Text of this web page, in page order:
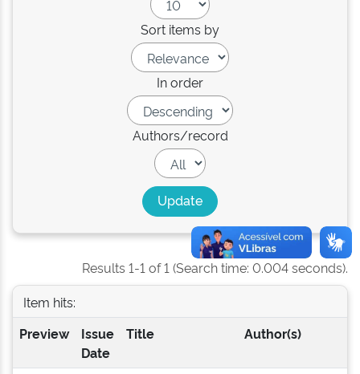
Sort items by
In order
Authors/record
Results 1-1 of 1 (Search time: 0.004 seconds).
Item hits:
Preview
Issue
Date
Title Author(s)